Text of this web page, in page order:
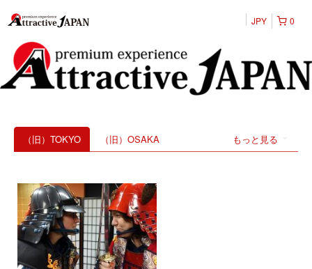
0
JPY
もっと見る
（旧）TOKYO （旧）OSAKA